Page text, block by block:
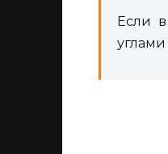
Если
углами